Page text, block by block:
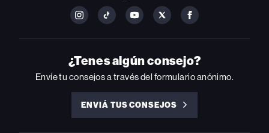
FOLLOW
ON
INSTAGRAM
FOLLOW
ON
YOUTUBE
FOLLOW
ON
YOUTUBE
FOLLOW
ON
FOLLOW
ON
FACEBOOK
¿Tenes algún consejo?
Envíe tu consejos a través del formulario anónimo.
ENVIÁ TUS CONSEJOS
ENVIÁ